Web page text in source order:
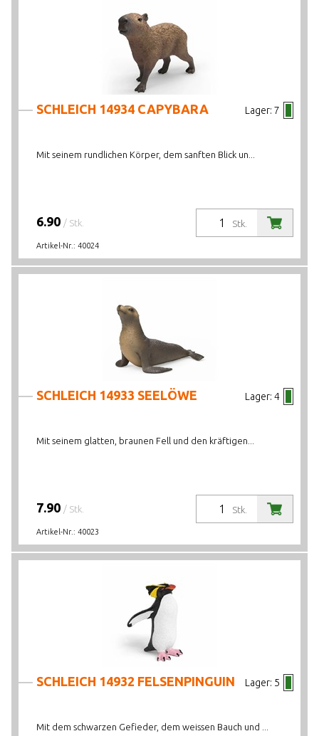
Lager: 7
SCHLEICH 14934 CAPYBARA
Mit seinem rundlichen Körper, dem sanften Blick un...
Stk.
6.90 / Stk.
Artikel-Nr.: 40024
Lager: 4
SCHLEICH 14933 SEELÖWE
Mit seinem glatten, braunen Fell und den kräftigen...
Stk.
7.90 / Stk.
Artikel-Nr.: 40023
Lager: 5
SCHLEICH 14932 FELSENPINGUIN
Mit dem schwarzen Gefieder, dem weissen Bauch und ...